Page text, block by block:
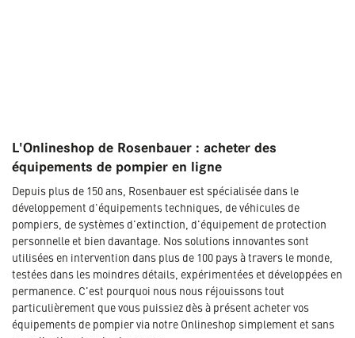
L'Onlineshop de Rosenbauer : acheter des
équipements de pompier en ligne
Depuis plus de 150 ans, Rosenbauer est spécialisée dans le
développement d'équipements techniques, de véhicules de
pompiers, de systèmes d'extinction, d'équipement de protection
personnelle et bien davantage. Nos solutions innovantes sont
utilisées en intervention dans plus de 100 pays à travers le monde,
testées dans les moindres détails, expérimentées et développées en
permanence. C'est pourquoi nous nous réjouissons tout
particulièrement que vous puissiez dès à présent acheter vos
équipements de pompier via notre Onlineshop simplement et sans